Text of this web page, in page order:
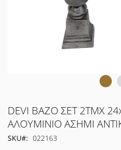
Μετάβαση
στην
αρχή
της
DEVI ΒΑΖΟ ΣΕΤ 2ΤΜΧ
ΑΛΟΥΜΙΝΙΟ ΑΣΗΜΙ
SKU
022163